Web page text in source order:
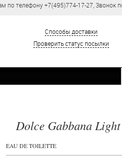
телефону +7(495)774-17-27, Звонок
Способы доставки
Проверить статус посылки
Dolce Gabbana
EAU DE TOILETTE